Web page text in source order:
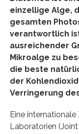
einzellige Alge,
gesamten
verantwortlich
ausreichender
Mikroalge zu
die beste
der
Verringerung
Eine
Laboratorien